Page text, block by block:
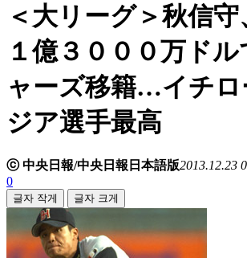
＜大リーグ＞秋信守
１億３０００万ド
ャーズ移籍…イチロ
ジア選手最高
ⓒ 中央日報/中央日報日本語版2013.12.23
0
글자 작게 글자 크게